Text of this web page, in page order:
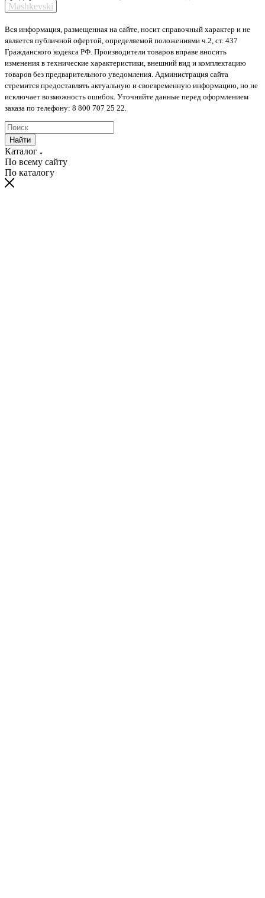
Mashkevski
Вся информация, размещенная на сайте, носит справочный характер и не
является публичной офертой, определяемой положениями ч.2, ст. 437
Гражданского кодекса РФ. Производители товаров вправе вносить
изменения в технические характеристики, внешний вид и комплектацию
товаров без предварительного уведомления. Администрация сайта
стремится предоставлять актуальную и своевременную информацию, но не
исключает возможность ошибок. Уточняйте данные перед оформлением
заказа по телефону: 8 800 707 25 22.
Найти
Каталог
По всему сайту
По каталогу